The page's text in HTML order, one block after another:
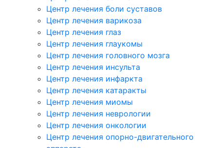
Центр лечения боли суставов
Центр лечения варикоза
Центр лечения глаз
Центр лечения глаукомы
Центр лечения головного мозга
Центр лечения инсульта
Центр лечения инфаркта
Центр лечения катаракты
Центр лечения миомы
Центр лечения неврологии
Центр лечения онкологии
Центр лечения опорно-двигательного